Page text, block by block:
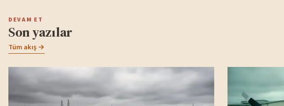
DEVAM ET
Son yazılar
Tüm akış →